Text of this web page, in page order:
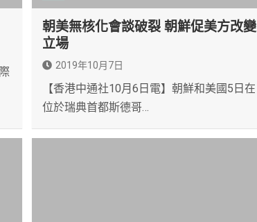
朝美無核化會談破裂 朝鮮促美方改變
立場
2019年10月7日
【香港中通社10月6日電】朝鮮和美國5日在
位於瑞典首都斯德哥…